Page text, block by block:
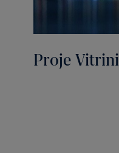
Proje Vitrini